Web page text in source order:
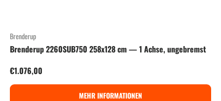
Brenderup
Brenderup 2260SUB750 258x128 cm — 1 Achse, ungebremst
Normaler Preis
€1.076,00
MEHR INFORMATIONEN